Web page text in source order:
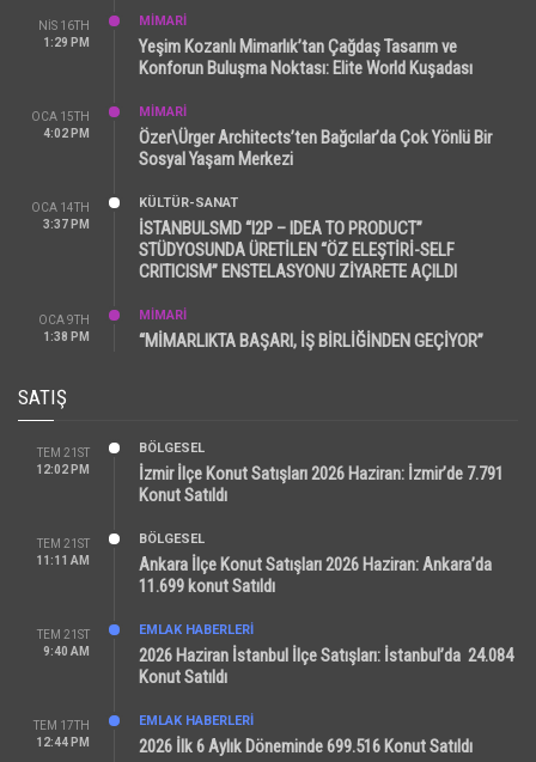
NIS 16TH
1:29 PM
MİMARİ
Yeşim Kozanlı Mimarlık’tan Çağdaş Tasarım ve
Konforun Buluşma Noktası: Elite World Kuşadası
OCA 15TH
4:02 PM
MİMARİ
Özer\Ürger Architects’ten Bağcılar’da Çok Yönlü Bir
Sosyal Yaşam Merkezi
OCA 14TH
3:37 PM
KÜLTÜR-SANAT
İSTANBULSMD “I2P – IDEA TO PRODUCT”
STÜDYOSUNDA ÜRETİLEN “ÖZ ELEŞTİRİ-SELF
CRITICISM” ENSTELASYONU ZİYARETE AÇILDI
OCA 9TH
1:38 PM
MİMARİ
“MİMARLIKTA BAŞARI, İŞ BİRLİĞİNDEN GEÇİYOR”
SATIŞ
TEM 21ST
12:02 PM
BÖLGESEL
İzmir İlçe Konut Satışları 2026 Haziran: İzmir’de 7.791
Konut Satıldı
TEM 21ST
11:11 AM
BÖLGESEL
Ankara İlçe Konut Satışları 2026 Haziran: Ankara’da
11.699 konut Satıldı
TEM 21ST
9:40 AM
EMLAK HABERLERI
2026 Haziran İstanbul İlçe Satışları: İstanbul’da 24.084
Konut Satıldı
TEM 17TH
12:44 PM
EMLAK HABERLERI
2026 İlk 6 Aylık Döneminde 699.516 Konut Satıldı